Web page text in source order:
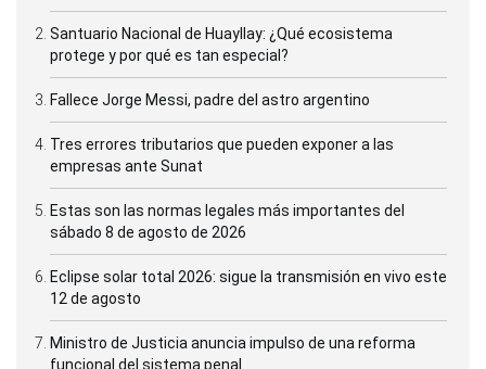
Santuario Nacional de Huayllay: ¿Qué ecosistema
protege y por qué es tan especial?
Fallece Jorge Messi, padre del astro argentino
Tres errores tributarios que pueden exponer a las
empresas ante Sunat
Estas son las normas legales más importantes del
sábado 8 de agosto de 2026
Eclipse solar total 2026: sigue la transmisión en vivo este
12 de agosto
Ministro de Justicia anuncia impulso de una reforma
funcional del sistema penal